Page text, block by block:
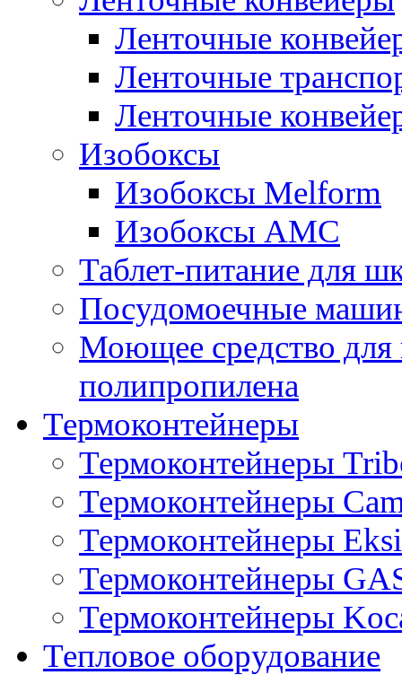
Ленточные
Ленточные
Ленточные
Изобоксы
Изобоксы Melform
Изобоксы AMC
Таблет-питание для
Посудомоечные
Моющее средство для
полипропилена
Термоконтейнеры
Термоконтейнеры
Термоконтейнеры
Термоконтейнеры Eksi
Термоконтейнеры
Термоконтейнеры
Тепловое оборудование